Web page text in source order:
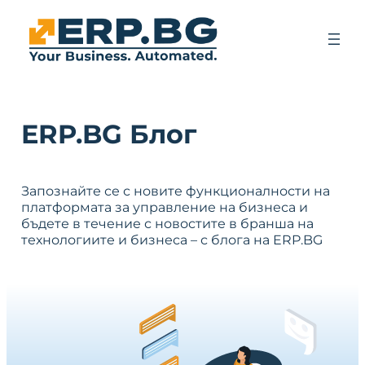
ERP.BG Блог
Запознайте се с новите функционалности на
платформата за управление на бизнеса и
бъдете в течение с новостите в бранша на
технологиите и бизнеса – с блога на ERP.BG